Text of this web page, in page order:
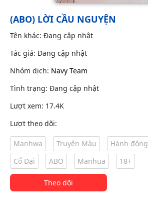
(ABO) LỜI CẦU NGUYỆN
Tên khác: Đang cập nhật
Tác giả: Đang cập nhật
Nhóm dịch: Navy Team
Tình trạng: Đang cập nhật
Lượt xem: 17.4K
Lượt theo dõi:
Manhwa Truyện Màu Hành động
Cổ Đại
ABO Manhua 18+
Theo dõi